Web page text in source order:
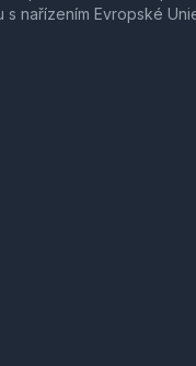
nařízením Evropské